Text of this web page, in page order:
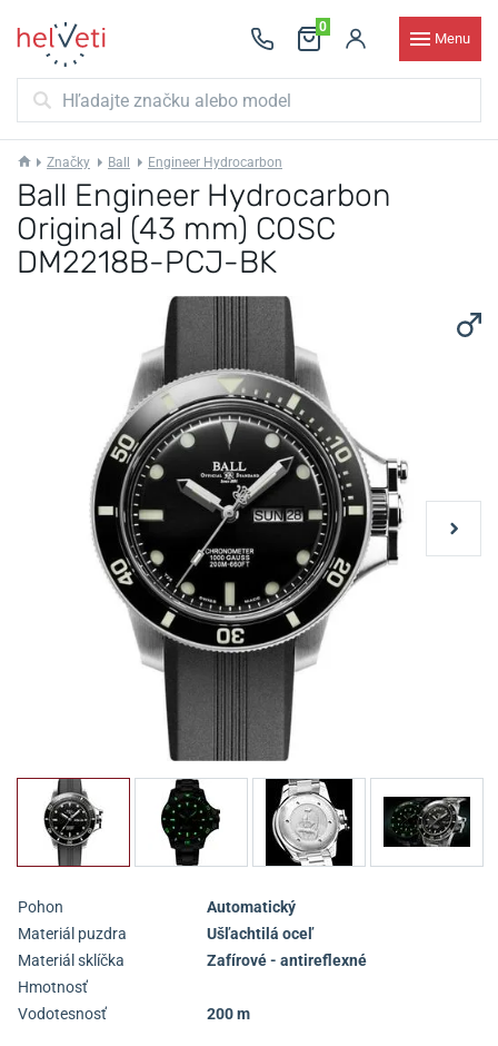
0
Menu
Značky Ball Engineer Hydrocarbon
Ball Engineer Hydrocarbon
Original (43 mm) COSC
DM2218B-PCJ-BK
Pohon
Automatický
Materiál puzdra
Ušľachtilá oceľ
Materiál sklíčka
Zafírové - antireflexné
Hmotnosť
Vodotesnosť
200 m